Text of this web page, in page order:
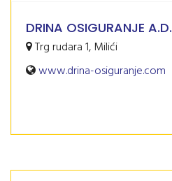
DRINA OSIGURANJE A.D.
Trg rudara 1, Milići
www.drina-osiguranje.com